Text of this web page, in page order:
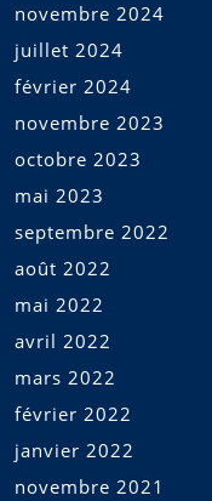
novembre 2024
juillet 2024
février 2024
novembre 2023
octobre 2023
mai 2023
septembre 2022
août 2022
mai 2022
avril 2022
mars 2022
février 2022
janvier 2022
novembre 2021